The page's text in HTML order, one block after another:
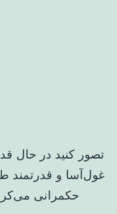
تصور کنید در حال
غول‌آسا و قدرتمند
حکمرانی